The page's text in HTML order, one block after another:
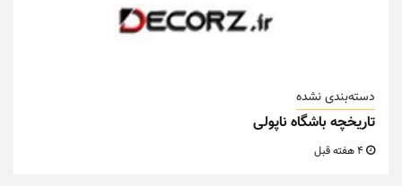
دسته‌بندی نشده
تاریخچه باشگاه ناپولی